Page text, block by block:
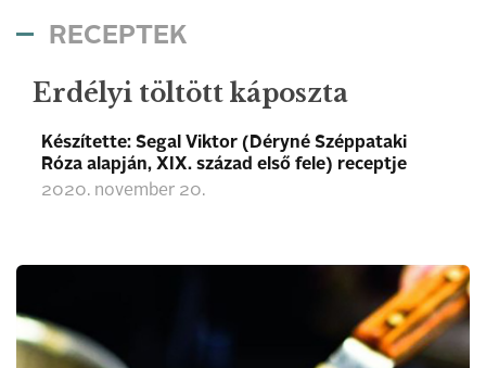
RECEPTEK
Erdélyi töltött káposzta
Készítette: Segal Viktor (Déryné Széppataki
Róza alapján, XIX. század első fele) receptje
2020. november 20.